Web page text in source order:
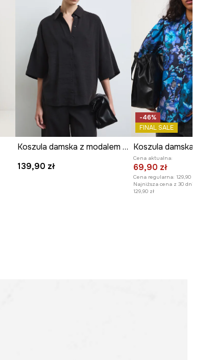
Koszula damska z modalem gładka
139,90 zł
-46%
FINAL SALE
Koszula damska
Cena aktualna:
69,90 zł
Cena regularna: 129,90 zł
Najniższa cena z 30 dni przed
129,90 zł